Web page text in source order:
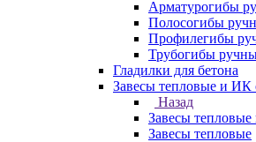
Арматурогибы
Полосогибы
Профилегибы
Трубогибы
Гладилки для бетона
Завесы тепловые и ИК
Назад
Завесы
Завесы тепловые